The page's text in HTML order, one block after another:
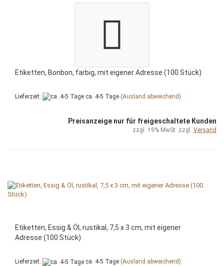
Etiketten, Bonbon, farbig, mit eigener Adresse (100 Stück)
Lieferzeit: ca. 4-5 Tage (Ausland abweichend)
Preisanzeige nur für freigeschaltete Kunden
zzgl. 19% MwSt. zzgl. Versand
Etiketten, Essig & Öl, rustikal, 7,5 x 3 cm, mit eigener
Adresse (100 Stück)
Lieferzeit: ca. 4-5 Tage (Ausland abweichend)